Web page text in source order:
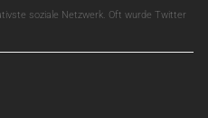
soziale Netzwerk. Oft wurde Twitter